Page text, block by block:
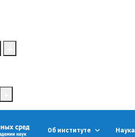
Об институте Наука